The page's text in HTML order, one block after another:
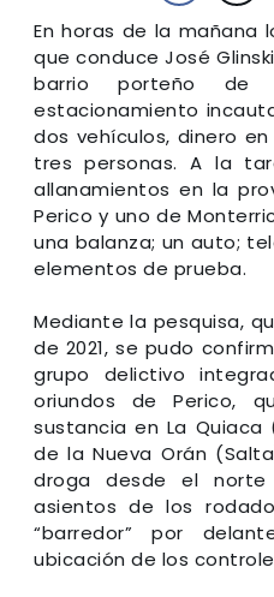
En horas de la mañana
que conduce José
barrio porteño de
estacionamiento
dos vehículos, dinero
tres personas. A la
allanamientos en la
Perico y uno de
una balanza; un auto;
elementos de prueba.
Mediante la pesquisa,
de 2021, se pudo
grupo delictivo
oriundos de Perico,
sustancia en La Quiaca
de la Nueva Orán
droga desde el
asientos de los
“barredor” por
ubicación de los